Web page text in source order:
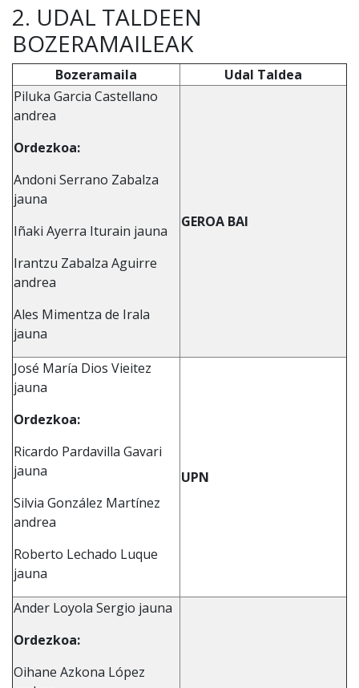
2. UDAL TALDEEN
BOZERAMAILEAK
Bozeramaila
Udal Taldea
Piluka Garcia Castellano
andrea
Ordezkoa:
Andoni Serrano Zabalza
jauna
Iñaki Ayerra Iturain jauna
Irantzu Zabalza Aguirre
andrea
Ales Mimentza de Irala
jauna
GEROA BAI
José María Dios Vieitez
jauna
Ordezkoa:
Ricardo Pardavilla Gavari
jauna
Silvia González Martínez
andrea
Roberto Lechado Luque
jauna
UPN
Ander Loyola Sergio jauna
Ordezkoa:
Oihane Azkona López